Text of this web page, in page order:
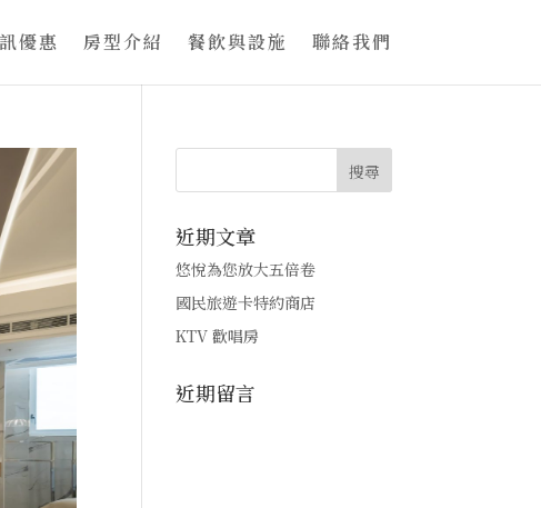
優惠 房型介紹 餐飲與設施 聯絡我們
近期文章
悠悅為您放大五倍卷
國民旅遊卡特約商店
KTV 歡唱房
近期留言